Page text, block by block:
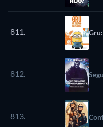
811.
812.
813.